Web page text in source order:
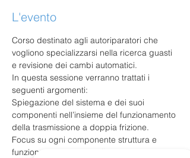
L'evento
Corso destinato agli autoriparatori che
vogliono specializzarsi nella ricerca guasti
e revisione dei cambi automatici.
In questa sessione verranno trattati i
seguenti argomenti:
Spiegazione del sistema e dei suoi
componenti nell’insieme del funzionamento
della trasmissione a doppia frizione.
Focus su ogni componente struttura e
funzionamento e controllo